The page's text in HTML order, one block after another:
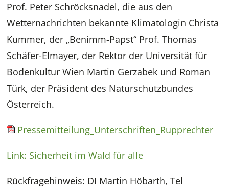
Prof. Peter Schröcksnadel, die aus den
Wetternachrichten bekannte Klimatologin Christa
Kummer, der „Benimm-Papst“ Prof. Thomas
Schäfer-Elmayer, der Rektor der Universität für
Bodenkultur Wien Martin Gerzabek und Roman
Türk, der Präsident des Naturschutzbundes
Österreich.
Pressemitteilung_Unterschriften_Rupprechter
Link: Sicherheit im Wald für alle
Rückfragehinweis: DI Martin Höbarth, Tel